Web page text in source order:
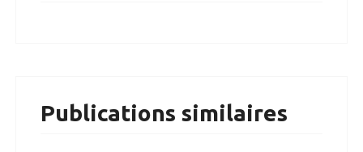
Publications similaires